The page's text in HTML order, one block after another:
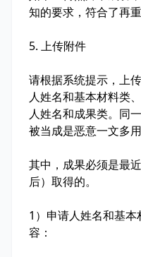
知的要求，符合了再
5. 上传附件
请根据系统提示，上
人姓名和基本材料类
人姓名和成果类。同
被当成是恶意一文多用
其中，成果必须是最
后）取得的。
1）申请人姓名和基
容：